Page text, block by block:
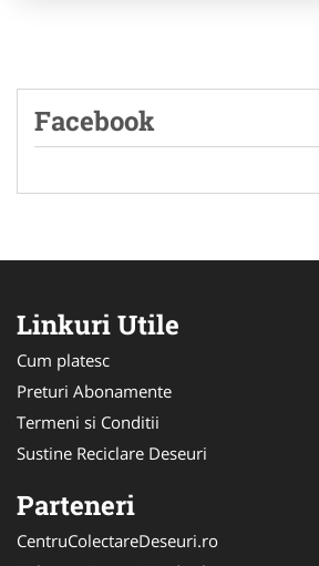
Facebook
Linkuri Utile
Cum platesc
Preturi Abonamente
Termeni si Conditii
Sustine Reciclare Deseuri
Parteneri
CentruColectareDeseuri.ro